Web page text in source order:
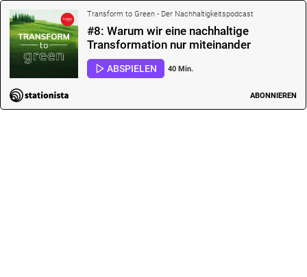
Transform to Green - Der Nachhaltigkeitspodcast
#8: Warum wir eine nachhaltige
Transformation nur miteinander
schaffen können. Interview mit Julia
Raupp und Elena Stelz…
ABSPIELEN 40 Min.
ABONNIEREN